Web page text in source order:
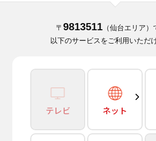
〒 9813511（仙台エリア）
以下のサービスをご利用いただ
テレビ ネット